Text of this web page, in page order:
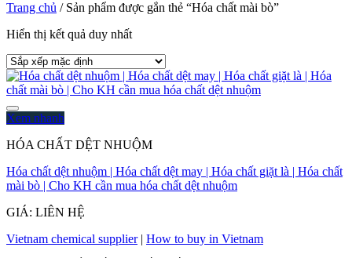
Trang chủ /Sản phẩm được gắn thẻ “Hóa chất mài bò”
Hiển thị kết quả duy nhất
Xem nhanh
HÓA CHẤT DỆT NHUỘM
Hóa chất dệt nhuộm | Hóa chất dệt may | Hóa chất giặt là | Hóa chất
mài bò | Cho KH cần mua hóa chất dệt nhuộm
GIÁ: LIÊN HỆ
Vietnam chemical supplier| How to buy in Vietnam